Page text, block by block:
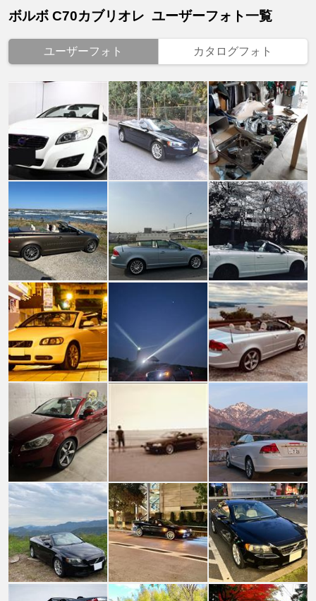
ボルボ C70カブリオレ ユーザーフォト一覧
ユーザーフォト カタログフォト